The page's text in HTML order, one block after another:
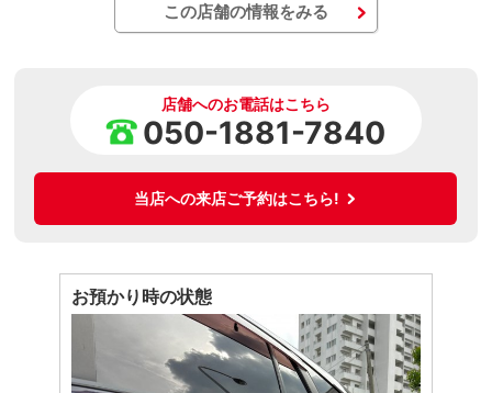
この店舗の情報をみる
店舗へのお電話はこちら
050-1881-7840
当店への来店ご予約はこちら!
お預かり時の状態